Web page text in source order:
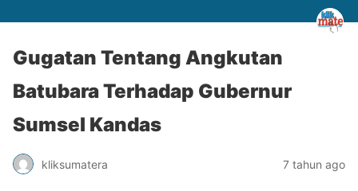
Gugatan Tentang Angkutan
Batubara Terhadap Gubernur
Sumsel Kandas
kliksumatera 7 tahun ago